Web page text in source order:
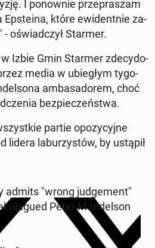
I po­now­nie prze­pra­szam
Ep­ste­ina, które ewi­dent­nie za­
oświad­czył Starmer.
Izbie Gmin Starmer zde­cy­do­
media w ubie­głym ty­go­
am­ba­sa­do­rem, choć
bez­pie­czeń­stwa.
partie opo­zy­cyj­ne
lidera la­bu­rzy­stów, by ustąpił
admits "wrong jud­ge­ment"
plagued Peter Man­del­son